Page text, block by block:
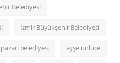
Belediyesi
İzmir Büyükşehir Belediyesi
belediyesi ayşe ünlüce